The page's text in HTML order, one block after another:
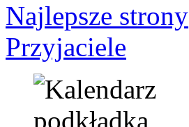
Najlepsze strony
Przyjaciele